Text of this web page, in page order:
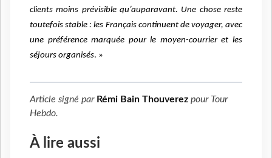
clients moins prévisible qu’auparavant. Une chose reste
toutefois stable : les Français continuent de voyager, avec
une préférence marquée pour le moyen-courrier et les
séjours organisés. »
Article signé par Rémi Bain Thouverez pour Tour
Hebdo.
À lire aussi